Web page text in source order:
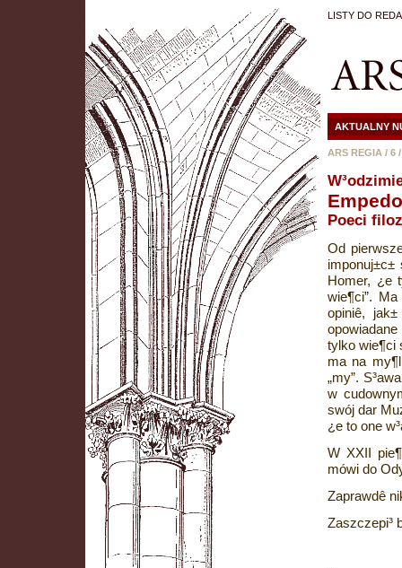
LISTY DO
AKTUALNY
ARS REGIA / 6
Poeci
Od
imponuj±c±
Homer, ¿e
wie¶ci”.
opiniê,
tylko wie¶ci
ma na
„my”.
w
swój dar
¿e to one
W XXII
mówi do
Zaprawdê
Zaszczepi³